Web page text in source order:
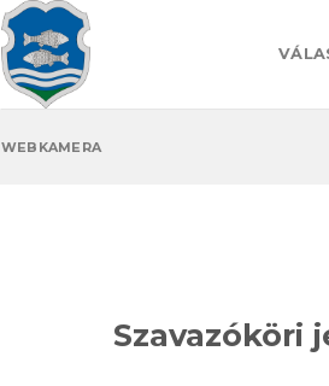
WEBKAMERA
Szavazóköri